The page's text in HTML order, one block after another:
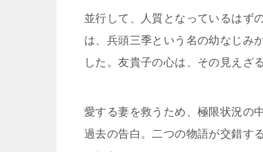
並行して、人質となっているはず
は、兵頭三季という名の幼なじみ
した。友貴子の心は、その見えざ
愛する妻を救うため、極限状況の
過去の告白。二つの物語が交錯す